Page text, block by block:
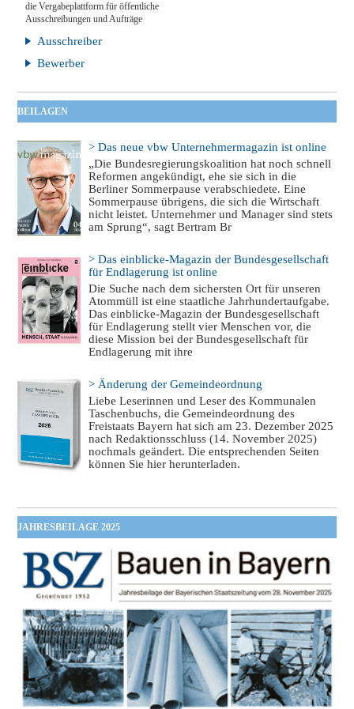
die Vergabeplattform für öffentliche
Ausschreibungen und Aufträge
Ausschreiber
Bewerber
BEILAGEN
> Das neue vbw Unternehmermagazin ist online
„Die Bundesregierungskoalition hat noch schnell
Reformen angekündigt, ehe sie sich in die
Berliner Sommerpause verabschiedete. Eine
Sommerpause übrigens, die sich die Wirtschaft
nicht leistet. Unternehmer und Manager sind stets
am Sprung“, sagt Bertram Br
> Das einblicke-Magazin der Bundesgesellschaft
für Endlagerung ist online
Die Suche nach dem sichersten Ort für unseren
Atommüll ist eine staatliche Jahrhundertaufgabe.
Das einblicke-Magazin der Bundesgesellschaft
für Endlagerung stellt vier Menschen vor, die
diese Mission bei der Bundesgesellschaft für
Endlagerung mit ihre
> Änderung der Gemeindeordnung
Liebe Leserinnen und Leser des Kommunalen
Taschenbuchs, die Gemeindeordnung des
Freistaats Bayern hat sich am 23. Dezember 2025
nach Redaktionsschluss (14. November 2025)
nochmals geändert. Die entsprechenden Seiten
können Sie hier herunterladen.
JAHRESBEILAGE 2025